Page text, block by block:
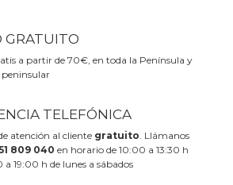
GRATUITO
a partir de 70€, en toda la Península y
TELEFÓNICA
atención al cliente gratuito . Llámanos
809 040 en horario de 10:00 a 13:30 h
a 19:00 h de lunes a sábados